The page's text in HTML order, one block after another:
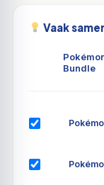
Vaak
Bundle